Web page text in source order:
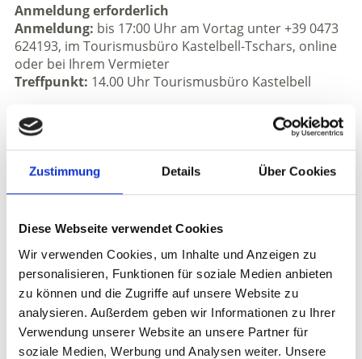
Zustimmung Details Über Cookies
Diese Webseite verwendet Cookies
Wir verwenden Cookies, um Inhalte und Anzeigen zu
personalisieren, Funktionen für soziale Medien anbieten
zu können und die Zugriffe auf unsere Website zu
analysieren. Außerdem geben wir Informationen zu Ihrer
Verwendung unserer Website an unsere Partner für
soziale Medien, Werbung und Analysen weiter. Unsere
Anmeldung erforderlich
Anmeldung: bis 17:00 Uhr am Vortag unter +39 0473
624193, im Tourismusbüro Kastelbell-Tschars, online
oder bei Ihrem Vermieter
Treffpunkt: 14.00 Uhr Tourismusbüro Kastelbell
Veranstaltungsort
Tourismusbüro Kastelbell-Tschars - Kastelbell-Tschars
Veranstalter
Kastelbell-Tschars
info@kastelbell-tschars.com
www.kastelbell-tschars.com
Tel.+39 0473 624193
zurück zu den Top Events